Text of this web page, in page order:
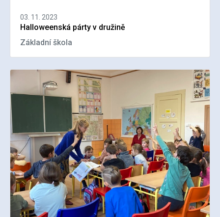
03. 11. 2023
Halloweenská párty v družině
Základní škola